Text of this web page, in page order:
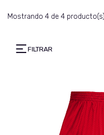
Mostrando 4 de 4
FILTRAR